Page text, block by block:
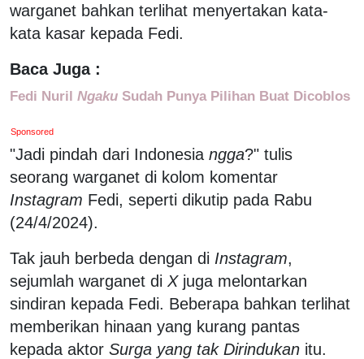
warganet bahkan terlihat menyertakan kata-
kata kasar kepada Fedi.
Baca Juga :
Fedi Nuril Ngaku Sudah Punya Pilihan Buat Dicoblos
Sponsored
"Jadi pindah dari Indonesia ngga?" tulis
seorang warganet di kolom komentar
Instagram Fedi, seperti dikutip pada Rabu
(24/4/2024).
Tak jauh berbeda dengan di Instagram,
sejumlah warganet di Xjuga melontarkan
sindiran kepada Fedi. Beberapa bahkan terlihat
memberikan hinaan yang kurang pantas
kepada aktor Surga yang tak Dirindukan itu.